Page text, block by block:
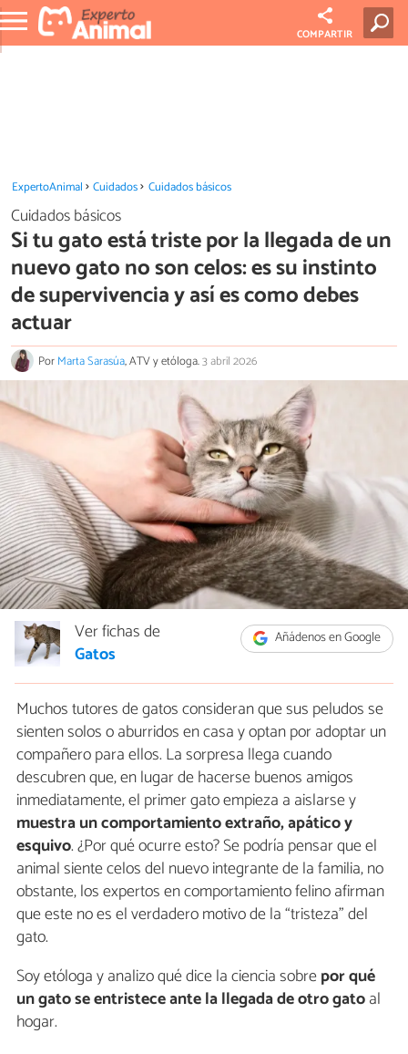
COMPARTIR
ExpertoAnimal Cuidados Cuidados básicos
Cuidados básicos
Si tu gato está triste por la llegada de un
nuevo gato no son celos: es su instinto
de supervivencia y así es como debes
actuar
PorMarta Sarasúa, ATV y etóloga.3 abril 2026
Añádenos en Google
Ver fichas de
Gatos
Muchos tutores de gatos consideran que sus peludos se
sienten solos o aburridos en casa y optan por adoptar un
compañero para ellos. La sorpresa llega cuando
descubren que, en lugar de hacerse buenos amigos
inmediatamente, el primer gato empieza a aislarse y
muestra un comportamiento extraño, apático y
esquivo. ¿Por qué ocurre esto? Se podría pensar que el
animal siente celos del nuevo integrante de la familia, no
obstante, los expertos en comportamiento felino afirman
que este no es el verdadero motivo de la “tristeza” del
gato.
Soy etóloga y analizo qué dice la ciencia sobrepor qué
un gato se entristece ante la llegada de otro gatoal
hogar.